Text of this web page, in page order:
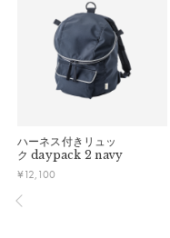
自立する設計と大きく
れしやすく。ファスナ
します。パイピングは
って安心です。
大小多彩な内ポケット
リントされたタグ付き
ね」と一緒に荷物を整理
弊社で負担いたします。
■ ご注意
・初期不良、商品間違
している場合お断りさ
きかねますのでご了承
・ご不明点などござい
ハーネス付きリュッ
ク daypack 2 navy
¥12,100